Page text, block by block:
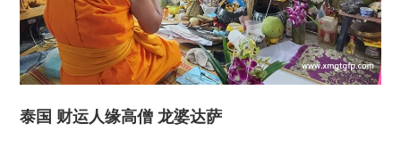
泰国 财运人缘高僧 龙婆达萨